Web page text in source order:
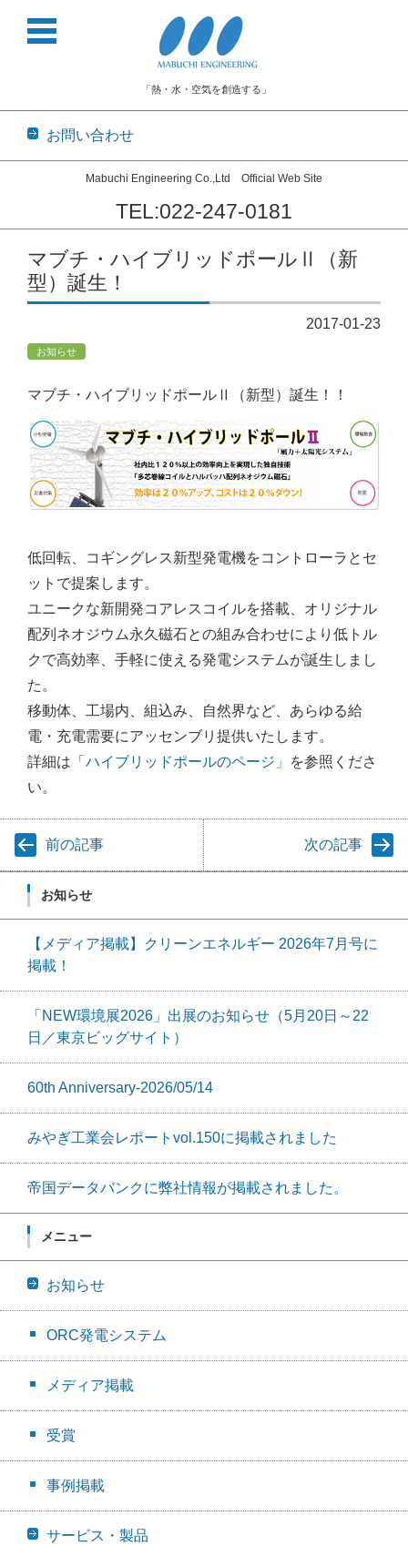
「熱・水・空気を創造する」
お問い合わせ
Mabuchi Engineering Co.,Ltd Official Web Site
TEL:022-247-0181
コンテンツに移動
マブチ・ハイブリッドポールⅡ（新
型）誕生！
2017-01-23
お知らせ
マブチ・ハイブリッドポールⅡ（新型）誕生！！
低回転、コギングレス新型発電機をコントローラとセ
ットで提案します。
ユニークな新開発コアレスコイルを搭載、オリジナル
配列ネオジウム永久磁石との組み合わせにより低トル
クで高効率、手軽に使える発電システムが誕生しまし
た。
移動体、工場内、組込み、自然界など、あらゆる給
電・充電需要にアッセンブリ提供いたします。
詳細は 「ハイブリッドポールのページ」
を参照くださ
い。
前の記事 次の記事
お知らせ
【メディア掲載】クリーンエネルギー 2026年7月号に
掲載！
「NEW環境展2026」出展のお知らせ（5月20日～22
日／東京ビッグサイト）
60th Anniversary-2026/05/14
みやぎ工業会レポートvol.150に掲載されました
帝国データバンクに弊社情報が掲載されました。
メニュー
お知らせ
ORC発電システム
メディア掲載
受賞
事例掲載
サービス・製品